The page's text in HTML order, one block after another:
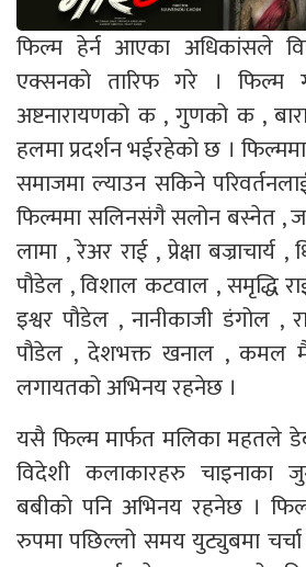
फिल्म हेर्न आएका अधिकांसले
एक्सनको तारिफ गरे । फिल्म
अष्टनारायणको क , गुणको क ,
हलमा प्रदर्शन भईरहेको छ ।
समाजमा ल्याउन सकिने
फिल्ममा सलिनसंगै सलोन बस्नेत ,
लामा , रेअर राई , प्रेक्षा बज्राचार्य
पौडेल , विशाल कटवाल , समृद्धि
इश्वर पौडेल , नानीकाजी डंगोल ,
पौडेल , देशभक्त खनाल , कमल
लगायतको अभिनय रहनेछ ।
यसै फिल्म मार्फत मलिका महतले
विदेशी कलाकारहरु चाइनाका
बबीको पनि अभिनय रहनेछ ।
रुपमा पछिल्लो समय युट्युबमा